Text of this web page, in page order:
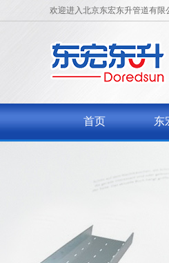
欢迎进入北京东宏东升管道有限
首页 东